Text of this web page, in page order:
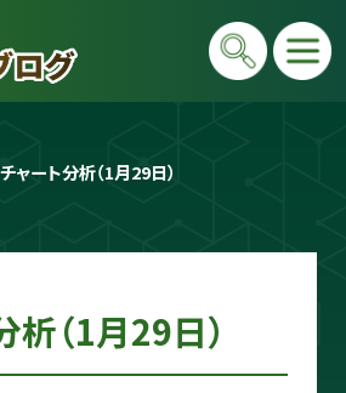
ー
チャート分析（1月29日）
析（1月29日）